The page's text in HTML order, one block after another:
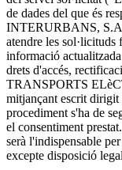
de dades del que és
INTERURBANS,
atendre les sol·licituds
informació
drets d'accés,
TRANSPORTS
mitjançant escrit
procediment s'ha de
el consentiment
serà l'indispensable
excepte disposició